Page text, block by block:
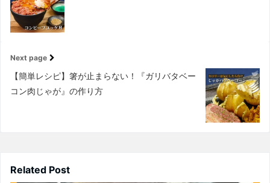
Next page
【簡単レシピ】箸が止まらない！『ガリバタベー
コン肉じゃが』の作り方
Related Post